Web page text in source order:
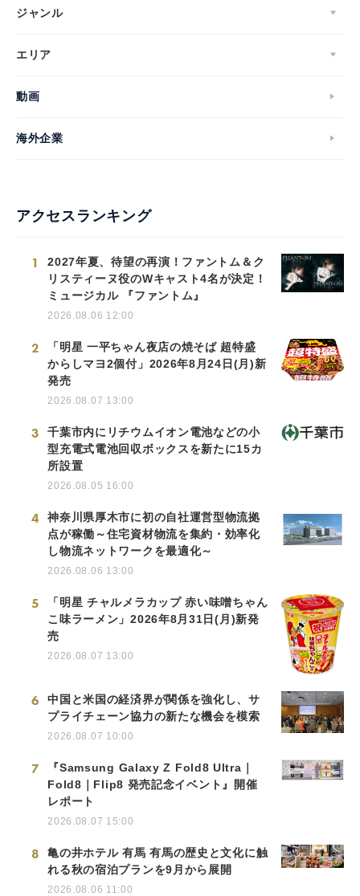
ジャンル
エリア
動画
海外企業
アクセスランキング
1
2027年夏、待望の再演！ファントム＆ク
リスティーヌ役のWキャスト4名が決定！
ミュージカル 『ファントム』
2026.08.06 12:00
2
「明星 一平ちゃん夜店の焼そば 超特盛
からしマヨ2個付」2026年8月24日(月)新
発売
2026.08.07 13:00
3
千葉市内にリチウムイオン電池などの小
型充電式電池回収ボックスを新たに15カ
所設置
2026.08.05 16:00
4
神奈川県厚木市に初の自社運営型物流拠
点が稼働～住宅資材物流を集約・効率化
し物流ネットワークを最適化～
2026.08.06 13:00
5
「明星 チャルメラカップ 赤い味噌ちゃん
こ味ラーメン」2026年8月31日(月)新発
売
2026.08.07 13:00
6
中国と米国の経済界が関係を強化し、サ
プライチェーン協力の新たな機会を模索
2026.08.07 10:00
7
『Samsung Galaxy Z Fold8 Ultra｜
Fold8｜Flip8 発売記念イベント』開催
レポート
2026.08.07 15:00
8
亀の井ホテル 有馬 有馬の歴史と文化に触
れる秋の宿泊プランを9月から展開
2026.08.06 11:00